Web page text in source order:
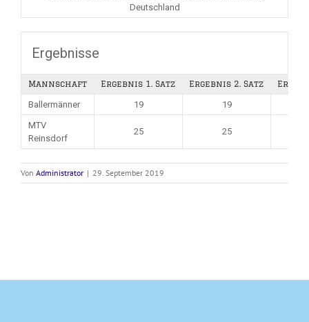
Deutschland
Ergebnisse
Mannschaft Ergebnis 1. Satz Ergebnis 2. Satz
Ballermänner 19
19
MTV
Reinsdorf
25 25
Von Administrator | 29. September 2019